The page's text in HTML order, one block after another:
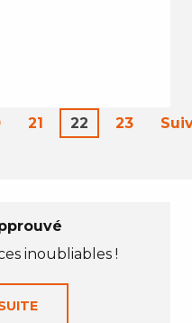
21 22 23
inoubliables !